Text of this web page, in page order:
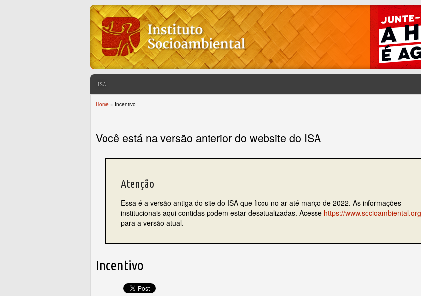
ISA
Home » Incentivo
Você está na versão anterior do website do ISA
Atenção
Essa é a versão antiga do site do ISA que ficou no ar até março de 2022. As informações
institucionais aqui contidas podem estar desatualizadas. Acesse https://www.socioambiental.org
para a versão atual.
Incentivo